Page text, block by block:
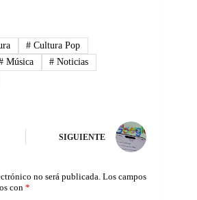
# Cultura Pop
Música # Noticias
SIGUIENTE
no será publicada. Los campos
con *